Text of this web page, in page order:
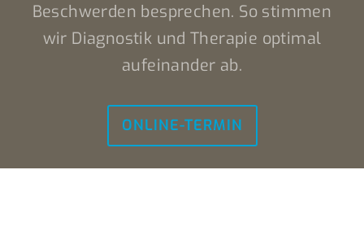
Beschwerden besprechen. So stimmen
wir Diagnostik und Therapie optimal
aufeinander ab.
ONLINE-TERMIN